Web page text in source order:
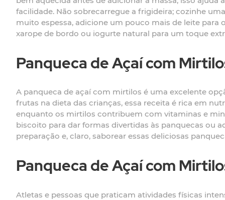
facilidade. Não sobrecarregue a frigideira; cozinhe
muito espessa, adicione um pouco mais de leite para
xarope de bordo ou iogurte natural para um toque
Panqueca de Açaí com
A panqueca de açaí com mirtilos é uma excelente
frutas na dieta das crianças, essa receita é rica em
enquanto os mirtilos contribuem com vitaminas e
biscoito para dar formas divertidas às panquecas ou
preparação e, claro, saborear essas deliciosas
Panqueca de Açaí com
Atletas e pessoas que praticam atividades físicas